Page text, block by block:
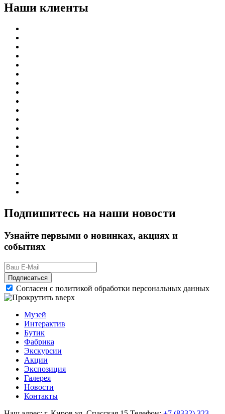
Наши клиенты
Подпишитесь на наши новости
Узнайте первыми о новинках, акциях и
событиях
Подписаться
Согласен с политикой обработки персональных данных
Музей
Интерактив
Бутик
Фабрика
Экскурсии
Акции
Экспозиция
Галерея
Новости
Контакты